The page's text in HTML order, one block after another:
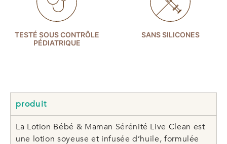
TESTÉ SOUS CONTRÔLE
PÉDIATRIQUE
SANS SILICONES
produit
La Lotion Bébé & Maman Sérénité Live Clean est
une lotion soyeuse et infusée d’huile, formulée